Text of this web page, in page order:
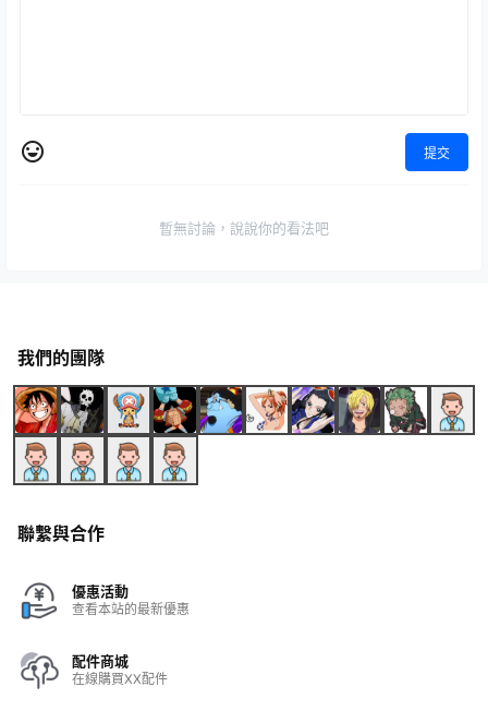
提交
暫無討論，說說你的看法吧
我們的團隊
聯繫與合作
優惠活動
查看本站的最新優惠
配件商城
在線購買XX配件